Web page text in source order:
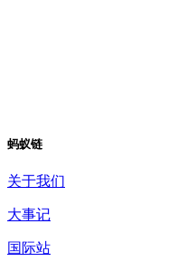
蚂蚁链
关于我们
大事记
国际站